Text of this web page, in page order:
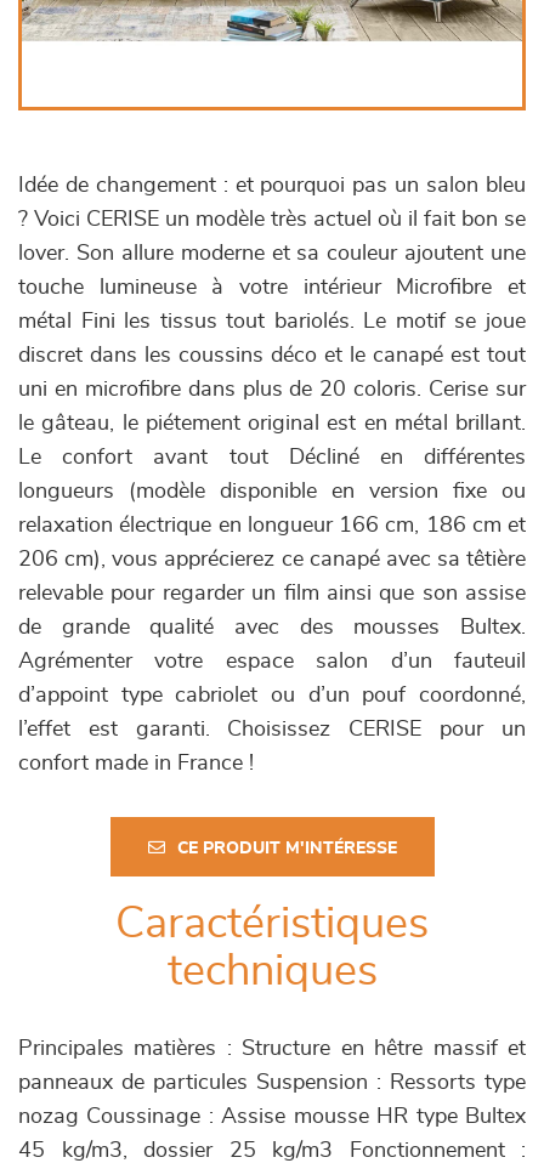
Idée de changement : et pourquoi pas un salon bleu
? Voici CERISE un modèle très actuel où il fait bon se
lover. Son allure moderne et sa couleur ajoutent une
touche lumineuse à votre intérieur Microfibre et
métal Fini les tissus tout bariolés. Le motif se joue
discret dans les coussins déco et le canapé est tout
uni en microfibre dans plus de 20 coloris. Cerise sur
le gâteau, le piétement original est en métal brillant.
Le confort avant tout Décliné en différentes
longueurs (modèle disponible en version fixe ou
relaxation électrique en longueur 166 cm, 186 cm et
206 cm), vous apprécierez ce canapé avec sa têtière
relevable pour regarder un film ainsi que son assise
de grande qualité avec des mousses Bultex.
Agrémenter votre espace salon d’un fauteuil
d’appoint type cabriolet ou d’un pouf coordonné,
l’effet est garanti. Choisissez CERISE pour un
confort made in France !
CE PRODUIT M'INTÉRESSE
Caractéristiques
techniques
Principales matières : Structure en hêtre massif et
panneaux de particules Suspension : Ressorts type
nozag Coussinage : Assise mousse HR type Bultex
45 kg/m3, dossier 25 kg/m3 Fonctionnement :